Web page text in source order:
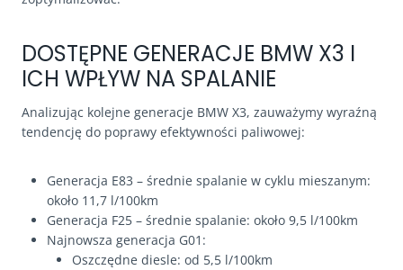
DOSTĘPNE GENERACJE BMW X3 I
ICH WPŁYW NA SPALANIE
Analizując kolejne generacje BMW X3, zauważymy wyraźną
tendencję do poprawy efektywności paliwowej:
Generacja E83 – średnie spalanie w cyklu mieszanym:
około 11,7 l/100km
Generacja F25 – średnie spalanie: około 9,5 l/100km
Najnowsza generacja G01:
Oszczędne diesle: od 5,5 l/100km